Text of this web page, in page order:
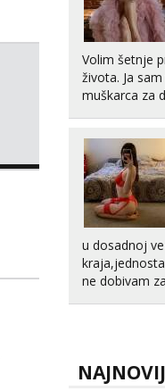
Volim šetnje
života. Ja
muškarca za
u dosadnoj
ne dobivam
njeznosti i